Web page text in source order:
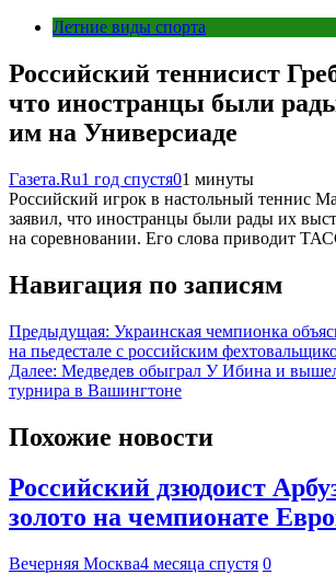
Летние виды спорта
Российский теннисист
что иностранцы были
им на Универсиаде
Газета.Ru1 год спустя01 минуты
Российский игрок в настольный теннис
заявил, что иностранцы были рады их
на соревновании. Его слова приводит
Навигация по записям
Предыдущая: Украинская чемпионка
на пьедестале с российским
Далее: Медведев обыграл У Ибина и
турнира в Вашингтоне
Похожие новости
Российский дзюдоист
золото на чемпионате
Вечерняя Москва4 месяца спустя 0